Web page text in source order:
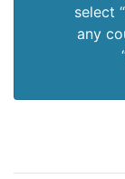
select
any